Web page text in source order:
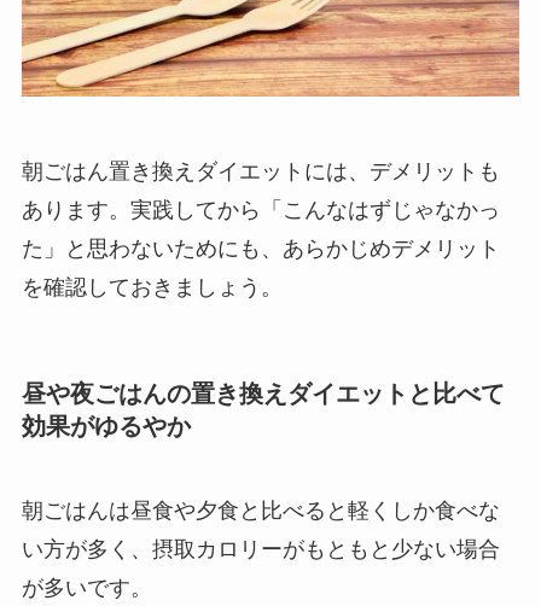
朝ごはん置き換えダイエットには、デメリットも
あります。 実践してから「こんなはずじゃなかっ
た」と思わないためにも、あらかじめデメリット
を確認しておきましょう。
昼や夜ごはんの置き換えダイエットと比べて
効果がゆるやか
朝ごはんは昼食や夕食と比べると軽くしか食べな
い方が多く、摂取カロリーがもともと少ない場合
が多いです。